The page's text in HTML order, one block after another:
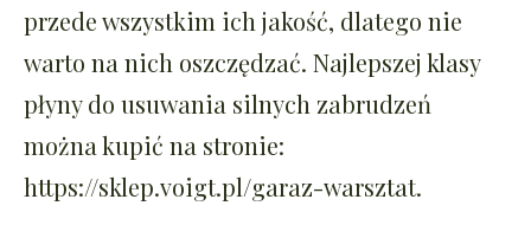
przede wszystkim ich jakość, dlatego nie
warto na nich oszczędzać. Najlepszej klasy
płyny do usuwania silnych zabrudzeń
można kupić na stronie:
https://sklep.voigt.pl/garaz-warsztat.